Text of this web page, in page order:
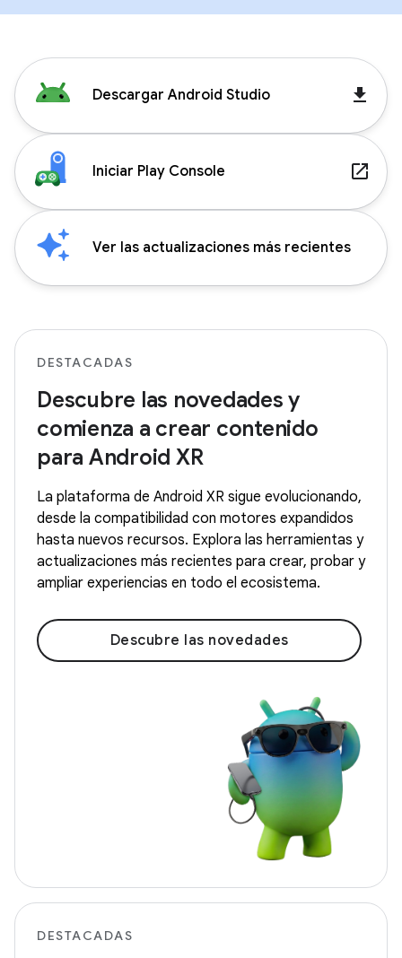
Descargar Android Studio get_app
Iniciar Play Console launch
Ver las actualizaciones más recientes
DESTACADAS
Descubre las novedades y
comienza a crear contenido
para Android XR
La plataforma de Android XR sigue evolucionando,
desde la compatibilidad con motores expandidos
hasta nuevos recursos. Explora las herramientas y
actualizaciones más recientes para crear, probar y
ampliar experiencias en todo el ecosistema.
Descubre las novedades
DESTACADAS